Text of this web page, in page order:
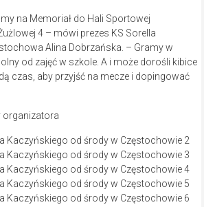
na Memoriał do Hali Sportowej
4 – mówi prezes KS Sorella
Alina Dobrzańska. – Gramy w
od zajęć w szkole. A i może dorośli kibice
czas, aby przyjść na mecze i dopingować
organizatora